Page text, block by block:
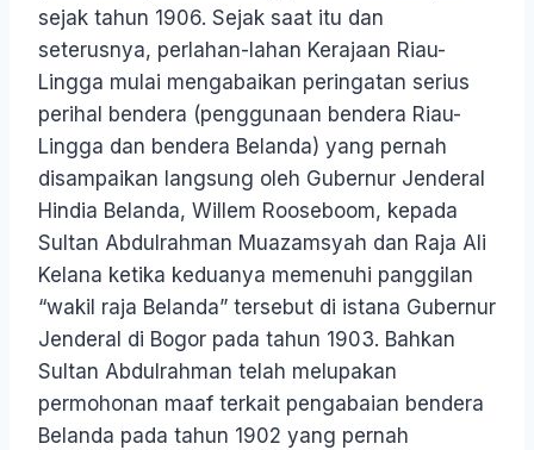
sejak tahun 1906. Sejak saat itu dan
seterusnya, perlahan-lahan Kerajaan Riau-
Lingga mulai mengabaikan peringatan serius
perihal bendera (penggunaan bendera Riau-
Lingga dan bendera Belanda) yang pernah
disampaikan langsung oleh Gubernur Jenderal
Hindia Belanda, Willem Rooseboom, kepada
Sultan Abdulrahman Muazamsyah dan Raja Ali
Kelana ketika keduanya memenuhi panggilan
“wakil raja Belanda” tersebut di istana Gubernur
Jenderal di Bogor pada tahun 1903. Bahkan
Sultan Abdulrahman telah melupakan
permohonan maaf terkait pengabaian bendera
Belanda pada tahun 1902 yang pernah